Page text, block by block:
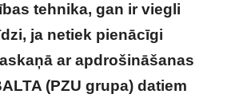
tehnika, gan ir viegli
ja netiek pienācīgi
ar apdrošināšanas
(PZU grupa) datiem